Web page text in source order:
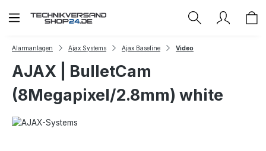
Zum Hauptinhalt springen
Alarmanlagen Ajax Systems Ajax Baseline Video
AJAX | BulletCam
(8Megapixel/2.8mm) white